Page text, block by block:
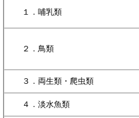
１．哺乳類
２．鳥類
３．両生類・爬虫類
４．淡水魚類